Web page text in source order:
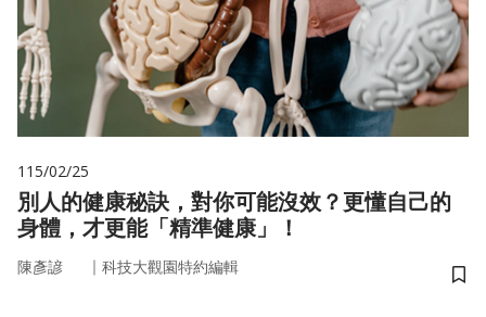
115/02/25
別人的健康秘訣，對你可能沒效？更懂自己的
身體，才更能「精準健康」！
陳彥諺 ｜ 科技大觀園特約編輯
儲